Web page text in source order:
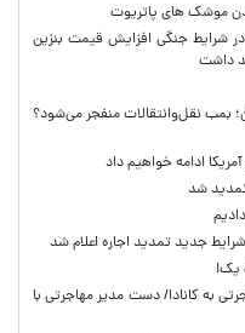
موشک های پاتریوت
شرایط جنگی افزایش قیمت بنزین
داشت
بمب نقل‌وانتقالات منفجر می‌شود؟
ادامه خواهیم داد
شد
جدید تمدید اجاره اعلام شد
یک!
به کانادا/ دست مدیر مهاجرتی با